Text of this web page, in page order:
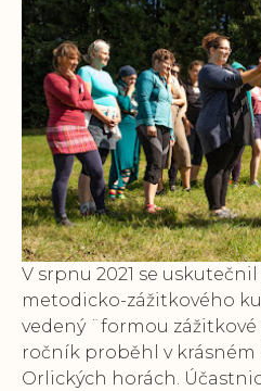
V srpnu 2021 se
metodicko-zážitkového
vedený ¨formou
ročník proběhl v krásném
Orlických horách.